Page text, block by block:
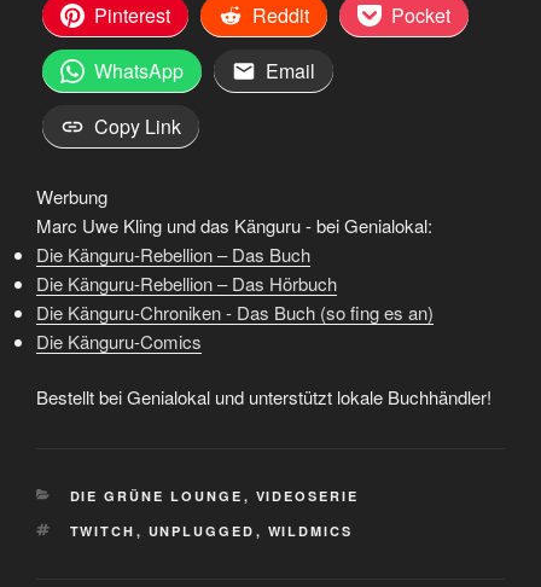
Pinterest
Reddit
Pocket
WhatsApp
Email
Copy Link
Werbung
Marc Uwe Kling und das Känguru - bei Genialokal:
Die Känguru-Rebellion – Das Buch
Die Känguru-Rebellion – Das Hörbuch
Die Känguru-Chroniken - Das Buch (so fing es an)
Die Känguru-Comics
Bestellt bei Genialokal und unterstützt lokale Buchhändler!
KATEGORIEN
DIE GRÜNE LOUNGE , VIDEOSERIE
SCHLAGWÖRTER
TWITCH , UNPLUGGED , WILDMICS